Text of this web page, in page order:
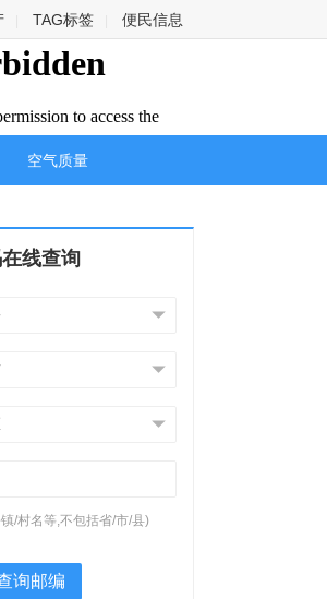
TAG标签 便民信息
空气质量
线查询
/村名等,不包括省/市/县)
询邮编